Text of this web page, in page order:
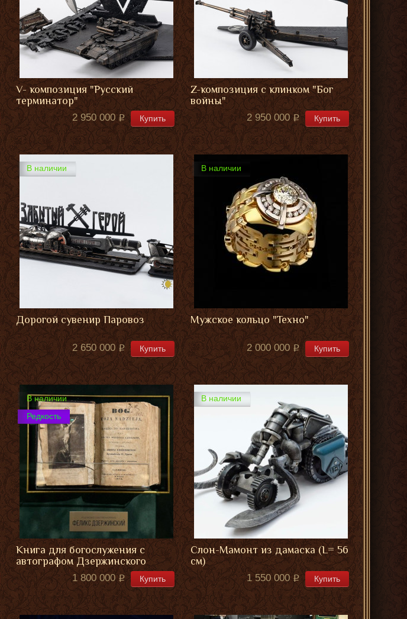
V- композиция "Русский
терминатор"
2 950 000 Купить
Z-композиция с клинком "Бог
войны"
2 950 000 Купить
В наличии
Дорогой сувенир Паровоз
2 650 000 Купить
В наличии
Мужское кольцо "Техно"
2 000 000 Купить
В наличии
Редкость
Книга для богослужения с
автографом Дзержинского
1 800 000 Купить
В наличии
Слон-Мамонт из дамаска (L= 56
см)
1 550 000 Купить